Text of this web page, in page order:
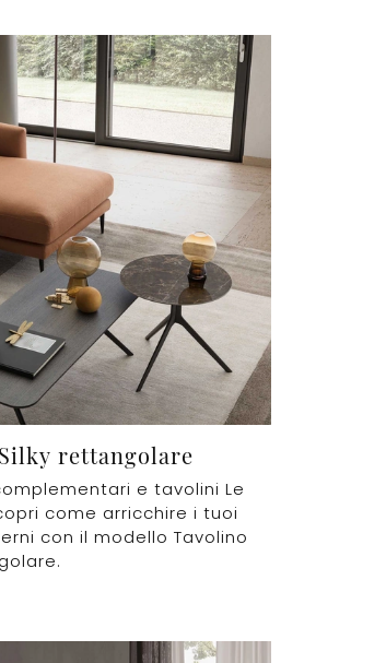
rettangolare
e tavolini Le
come arricchire i tuoi
con il modello Tavolino